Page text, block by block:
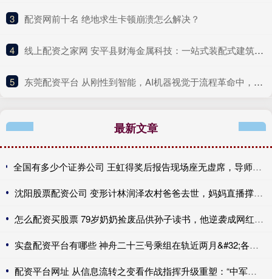
3 ​配资网前十名 绝地求生卡顿崩溃怎么解决？
4 ​线上配资之家网 安平县财海金属科技：一站式装配式建筑解决方案服务商
5 ​东莞配资平台 从刚性到智能，AI机器视觉于流程革命中，完成制造生态的范式转移
最新文章
全国有多少个证券公司 王虹得奖后报告现场座无虚席，导师满脸笑意在门外扒窗聆听，听课学生：全手写PPT如画图大师，45分钟干货满满
沈阳股票配资公司 变形计林润泽农村爸爸去世，妈妈直播撑家，当年吃六碗饭今成遗憾！
怎么配资买股票 79岁奶奶捡废品供孙子读书，他逆袭成网红带她享福，看哭无数人！
实盘配资平台有哪些 神舟二十三号乘组在轨近两月&#32;各项工作有序推进
配资平台网址 从信息流转之变看作战指挥升级重塑：“中军帐”静下来了